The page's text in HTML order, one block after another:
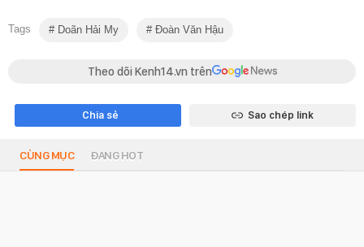
Tags Doãn Hải My Đoàn Văn Hậu
Theo dõi Kenh14.vn trên
Chia sẻ Sao chép link
CÙNG MỤC ĐANG HOT